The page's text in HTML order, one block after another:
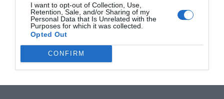
I want to opt-out of Collection, Use,
Retention, Sale, and/or Sharing of my
Personal Data that Is Unrelated with the
Purposes for which it was collected.
Opted Out
CONFIRM